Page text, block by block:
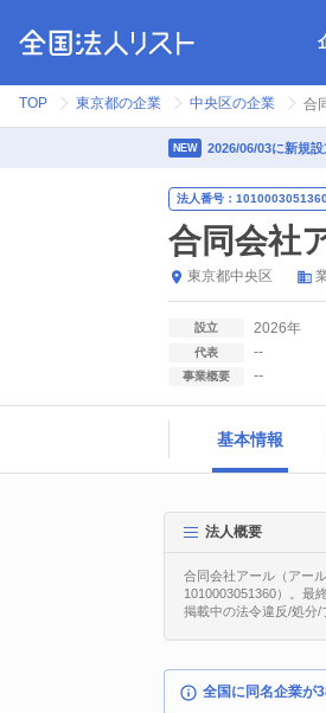
TOP 東京都の企業 中央区の企業 合
NEW 2026/06/03に新規設
法人番号：
合同会社
東京都中央区
設立 2026年
代表 --
事業概要 --
基本情報
法人概要
合同会社アール（アー
1010003051360）。最
掲載中の法令違反/処分/
全国に同名企業が